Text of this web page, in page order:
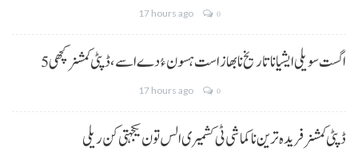
17 hours ago 0
5 اگست سویلی ایشیا نا تاریخ نا بھاز است ہسون ءُ دے اسے،ڈپٹی کمشنر کچھی
17 hours ago 0
ڈپٹی کمشنر فریدہ ترین نا کماشی ٹی کشمیری الس تون یکجہتی کن ریلی